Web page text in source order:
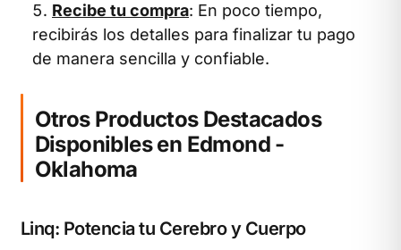
Recibe tu compra: En poco tiempo,
recibirás los detalles para finalizar tu pago
de manera sencilla y confiable.
Otros Productos Destacados
Disponibles en Edmond -
Oklahoma
Linq: Potencia tu Cerebro y Cuerpo